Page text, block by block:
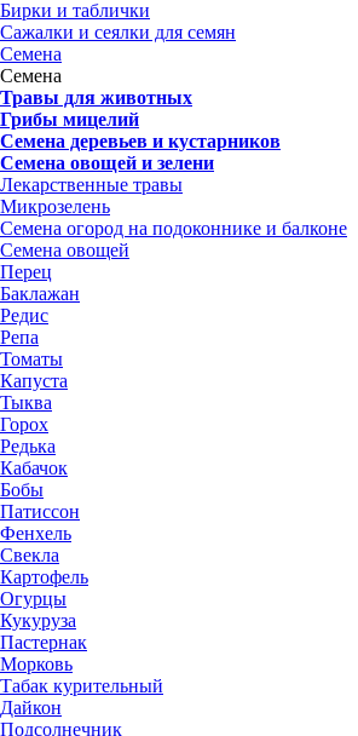
Бирки и таблички
Сажалки и сеялки для семян
Семена
Семена
Травы для животных
Грибы мицелий
Семена деревьев и кустарников
Семена овощей и зелени
Лекарственные травы
Микрозелень
Семена огород на подоконнике и балконе
Семена овощей
Перец
Баклажан
Редис
Репа
Томаты
Капуста
Тыква
Горох
Редька
Кабачок
Бобы
Патиссон
Фенхель
Свекла
Картофель
Огурцы
Кукуруза
Пастернак
Морковь
Табак курительный
Дайкон
Подсолнечник